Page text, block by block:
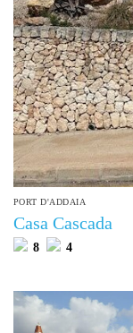
PORT D'ADDAIA
Casa Cascada
8 4